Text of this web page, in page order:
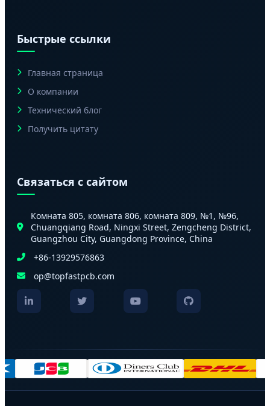
Быстрые ссылки
Главная страница
О компании
Технический блог
Получить цитату
Связаться с сайтом
Комната 805, комната 806, комната 809, №1, №96,
Chuangqiang Road, Ningxi Street, Zengcheng District,
Guangzhou City, Guangdong Province, China
+86-13929576863
op@topfastpcb.com